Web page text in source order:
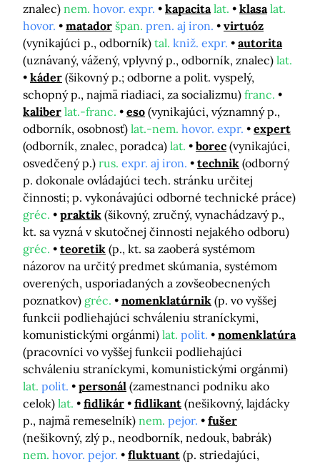
znalec) nem. hovor. expr. kapacita lat. klasa lat.
hovor.
matador špan. pren. aj iron.
virtuóz
(vynikajúci p., odborník) tal. kniž. expr.
autorita
(uznávaný, vážený, vplyvný p., odborník, znalec) lat.
káder (šikovný p.; odborne a polit. vyspelý,
schopný p., najmä riadiaci, za socializmu) franc.
kaliber lat.-franc. eso (vynikajúci, významný p.,
odborník, osobnosť) lat.-nem. hovor. expr.
expert
(odborník, znalec, poradca) lat. borec (vynikajúci,
osvedčený p.) rus. expr. aj iron. technik (odborný
p. dokonale ovládajúci tech. stránku určitej
činnosti; p. vykonávajúci odborné technické práce)
gréc.
praktik (šikovný, zručný, vynachádzavý p.,
kt. sa vyzná v skutočnej činnosti nejakého odboru)
gréc.
teoretik (p., kt. sa zaoberá systémom
názorov na určitý predmet skúmania, systémom
overených, usporiadaných a zovšeobecnených
poznatkov) gréc. nomenklatúrnik (p. vo vyššej
funkcii podliehajúci schváleniu straníckymi,
komunistickými orgánmi) lat. polit.
nomenklatúra
(pracovníci vo vyššej funkcii podliehajúci
schváleniu straníckymi, komunistickými orgánmi)
lat. polit. personál (zamestnanci podniku ako
celok) lat. fidlikár fidlikant (nešikovný, lajdácky
p., najmä remeselník) nem. pejor.
fušer
(nešikovný, zlý p., neodborník, nedouk, babrák)
nem. hovor. pejor. fluktuant (p. striedajúci,